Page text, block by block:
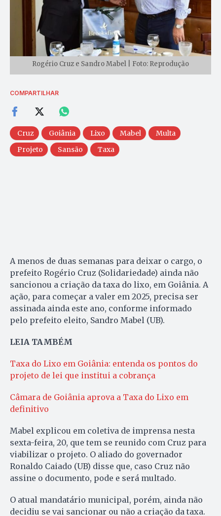
Rogério Cruz e Sandro Mabel | Foto: Reprodução
COMPARTILHAR
Cruz Goiânia Lixo Mabel
Multa
Projeto
Sansão Taxa
A menos de duas semanas para deixar o cargo, o
prefeito Rogério Cruz (Solidariedade) ainda não
sancionou a criação da taxa do lixo, em Goiânia. A
ação, para começar a valer em 2025, precisa ser
assinada ainda este ano, conforme informado
pelo prefeito eleito, Sandro Mabel (UB).
LEIA TAMBÉM
Taxa do Lixo em Goiânia: entenda os pontos do
projeto de lei que institui a cobrança
Câmara de Goiânia aprova a Taxa do Lixo em
definitivo
Mabel explicou em coletiva de imprensa nesta
sexta-feira, 20, que tem se reunido com Cruz para
viabilizar o projeto. O aliado do governador
Ronaldo Caiado (UB) disse que, caso Cruz não
assine o documento, pode e será multado.
O atual mandatário municipal, porém, ainda não
decidiu se vai sancionar ou não a criação da taxa.